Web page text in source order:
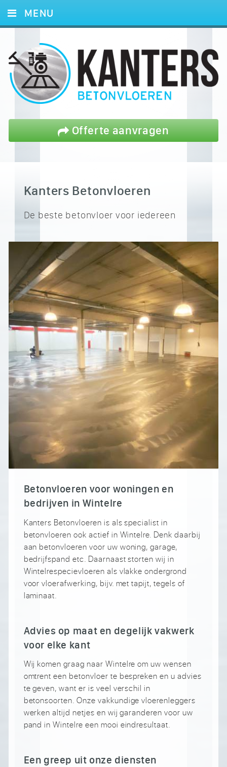
Offerte aanvragen
MENU
DIENSTEN
PROJECTEN
REFERENTIES
BLOG
OFFERTE
CONTACT
Kanters Betonvloeren
De beste betonvloer voor iedereen
Betonvloeren voor woningen en
bedrijven in Wintelre
Kanters Betonvloeren is als specialist in
betonvloeren ook actief in Wintelre. Denk daarbij
aan betonvloeren voor uw woning, garage,
bedrijfspand etc. Daarnaast storten wij in
Wintelrespecievloeren als vlakke ondergrond
voor vloerafwerking, bijv. met tapijt, tegels of
laminaat.
Advies op maat en degelijk vakwerk
voor elke kant
Wij komen graag naar Wintelre om uw wensen
omtrent een betonvloer te bespreken en u advies
te geven, want er is veel verschil in
betonsoorten. Onze vakkundige vloerenleggers
werken altijd netjes en wij garanderen voor uw
pand in Wintelre een mooi eindresultaat.
Een greep uit onze diensten